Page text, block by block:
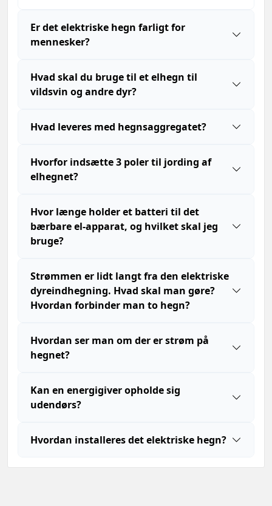
Er det elektriske hegn farligt for
mennesker?
Hvad skal du bruge til et elhegn til
vildsvin og andre dyr?
Hvad leveres med hegnsaggregatet?
Hvorfor indsætte 3 poler til jording af
elhegnet?
Hvor længe holder et batteri til det
bærbare el-apparat, og hvilket skal jeg
bruge?
Strømmen er lidt langt fra den elektriske
dyreindhegning. Hvad skal man gøre?
Hvordan forbinder man to hegn?
Hvordan ser man om der er strøm på
hegnet?
Kan en energigiver opholde sig
udendørs?
Hvordan installeres det elektriske hegn?